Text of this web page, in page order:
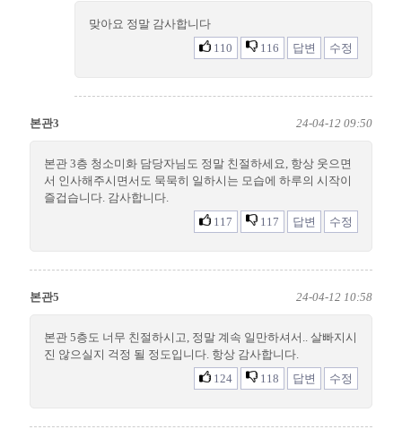
맞아요 정말 감사합니다
110
116 답변 수정
본관3 24-04-12 09:50
본관 3층 청소미화 담당자님도 정말 친절하세요, 항상 웃으면
서 인사해주시면서도 묵묵히 일하시는 모습에 하루의 시작이
즐겁습니다. 감사합니다.
117
117 답변 수정
본관5 24-04-12 10:58
본관 5층도 너무 친절하시고, 정말 계속 일만하셔서.. 살빠지시
진 않으실지 걱정 될 정도입니다. 항상 감사합니다.
124
118 답변 수정